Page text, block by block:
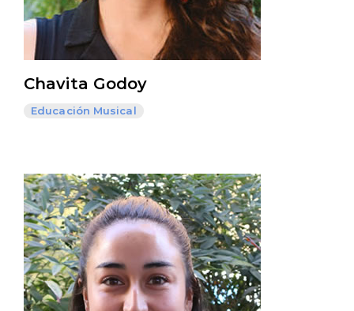
Chavita Godoy
Educación Musical